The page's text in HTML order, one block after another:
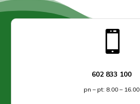

602 833 100
pn – pt: 8.00 – 16.00